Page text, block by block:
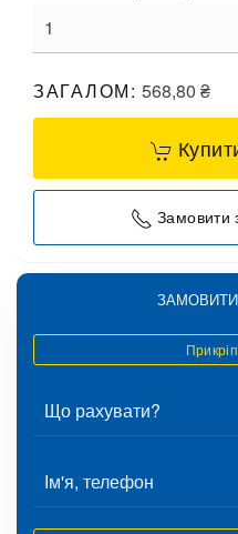
ЗАГАЛОМ: 568,80 ₴
Замовити